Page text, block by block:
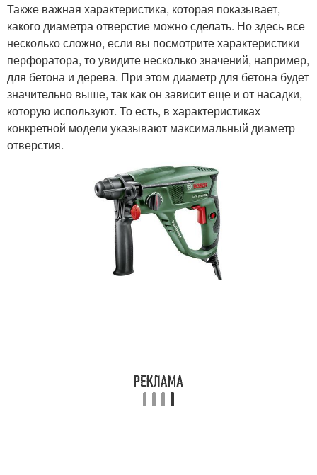
Также важная характеристика, которая показывает,
какого диаметра отверстие можно сделать. Но здесь все
несколько сложно, если вы посмотрите характеристики
перфоратора, то увидите несколько значений, например,
для бетона и дерева. При этом диаметр для бетона будет
значительно выше, так как он зависит еще и от насадки,
которую используют. То есть, в характеристиках
конкретной модели указывают максимальный диаметр
отверстия.